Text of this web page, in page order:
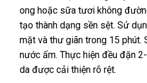
ong hoặc sữa tươi không
tạo thành dạng sền sệt. Sử
mặt và thư giãn trong 15 phút.
nước ấm. Thực hiện đều đặn
da được cải thiện rõ rệt.